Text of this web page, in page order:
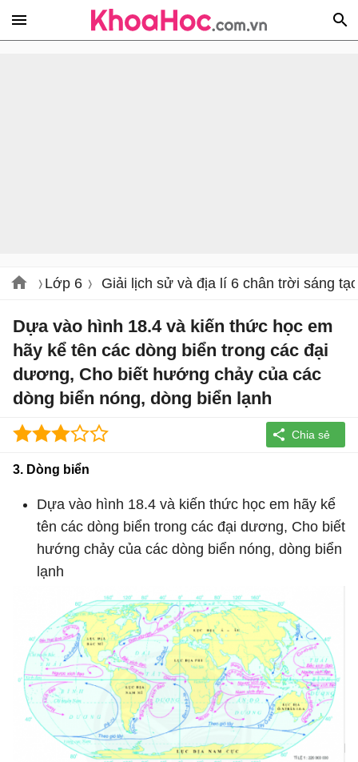
Lớp 6 Giải lịch sử và địa lí 6 chân trời sáng tạo
Dựa vào hình 18.4 và kiến thức học em
hãy kể tên các dòng biển trong các đại
dương, Cho biết hướng chảy của các
dòng biển nóng, dòng biển lạnh
3. Dòng biển
Dựa vào hình 18.4 và kiến thức học em hãy kể
tên các dòng biển trong các đại dương, Cho biết
hướng chảy của các dòng biển nóng, dòng biển
lạnh